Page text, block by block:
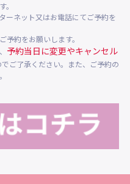
ーネット又はお電話にてご予約を
予約をお願いします。
予約当日に変更やキャンセル
でご了承ください。また、ご予約の